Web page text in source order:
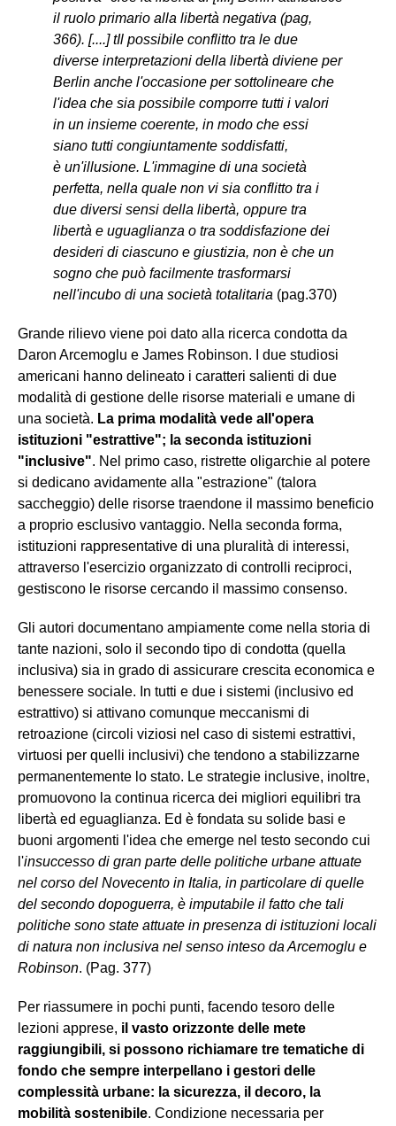
il ruolo primario alla libertà negativa (pag,
366). [....] tIl possibile conflitto tra le due
diverse interpretazioni della libertà diviene per
Berlin anche l'occasione per sottolineare che
l'idea che sia possibile comporre tutti i valori
in un insieme coerente, in modo che essi
siano tutti congiuntamente soddisfatti,
è un'illusione. L'immagine di una società
perfetta, nella quale non vi sia conflitto tra i
due diversi sensi della libertà, oppure tra
libertà e uguaglianza o tra soddisfazione dei
desideri di ciascuno e giustizia, non è che un
sogno che può facilmente trasformarsi
nell'incubo di una società totalitaria (pag.370)
Grande rilievo viene poi dato alla ricerca condotta da
Daron Arcemoglu e James Robinson. I due studiosi
americani hanno delineato i caratteri salienti di due
modalità di gestione delle risorse materiali e umane di
una società. La prima modalità vede all'opera
istituzioni "estrattive"; la seconda istituzioni
"inclusive". Nel primo caso, ristrette oligarchie al potere
si dedicano avidamente alla "estrazione" (talora
saccheggio) delle risorse traendone il massimo beneficio
a proprio esclusivo vantaggio. Nella seconda forma,
istituzioni rappresentative di una pluralità di interessi,
attraverso l'esercizio organizzato di controlli reciproci,
gestiscono le risorse cercando il massimo consenso.
Gli autori documentano ampiamente come nella storia di
tante nazioni, solo il secondo tipo di condotta (quella
inclusiva) sia in grado di assicurare crescita economica e
benessere sociale. In tutti e due i sistemi (inclusivo ed
estrattivo) si attivano comunque meccanismi di
retroazione (circoli viziosi nel caso di sistemi estrattivi,
virtuosi per quelli inclusivi) che tendono a stabilizzarne
permanentemente lo stato. Le strategie inclusive, inoltre,
promuovono la continua ricerca dei migliori equilibri tra
libertà ed eguaglianza. Ed è fondata su solide basi e
buoni argomenti l'idea che emerge nel testo secondo cui
l'insuccesso di gran parte delle politiche urbane attuate
nel corso del Novecento in Italia, in particolare di quelle
del secondo dopoguerra, è imputabile il fatto che tali
politiche sono state attuate in presenza di istituzioni locali
di natura non inclusiva nel senso inteso da Arcemoglu e
Robinson. (Pag. 377)
Per riassumere in pochi punti, facendo tesoro delle
lezioni apprese, il vasto orizzonte delle mete
raggiungibili, si possono richiamare tre tematiche di
fondo che sempre interpellano i gestori delle
complessità urbane: la sicurezza, il decoro, la
mobilità sostenibile. Condizione necessaria per